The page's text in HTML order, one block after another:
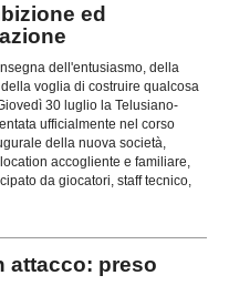
ed
dell'entusiasmo, della
voglia di costruire qualcosa
30 luglio la Telusiano-
ufficialmente nel corso
della nuova società,
accogliente e familiare,
da giocatori, staff tecnico,
attacco: preso